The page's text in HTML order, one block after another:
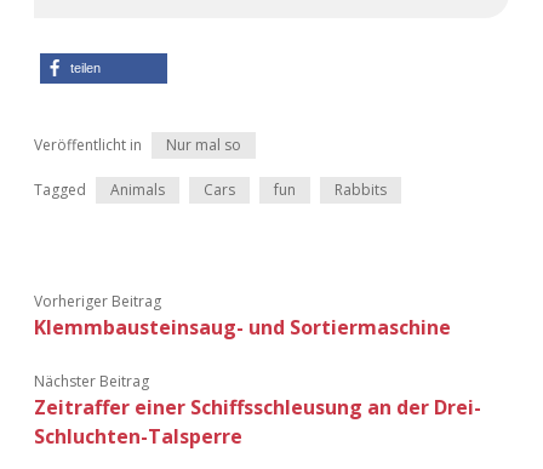
Adventskalender 2017
Adventskalender 2020
Adventskalender 2022
teilen
Veröffentlicht in Nur mal so
Tagged Animals Cars fun Rabbits
Vorheriger Beitrag
Klemmbausteinsaug- und Sortiermaschine
Nächster Beitrag
Zeitraffer einer Schiffsschleusung an der Drei-
Schluchten-Talsperre